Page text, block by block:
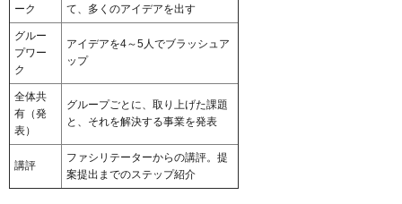
ーク
て、多くのアイデアを出す
グルー
プワー
ク
アイデアを4～5人でブラッシュア
ップ
全体共
有（発
表）
グループごとに、取り上げた課題
と、それを解決する事業を発表
講評
ファシリテーターからの講評。提
案提出までのステップ紹介